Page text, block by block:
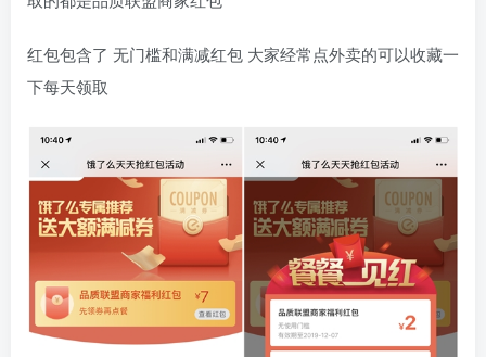
红包包含了 无门槛和满减红包 大家经常点外卖的可以收藏一
下每天领取